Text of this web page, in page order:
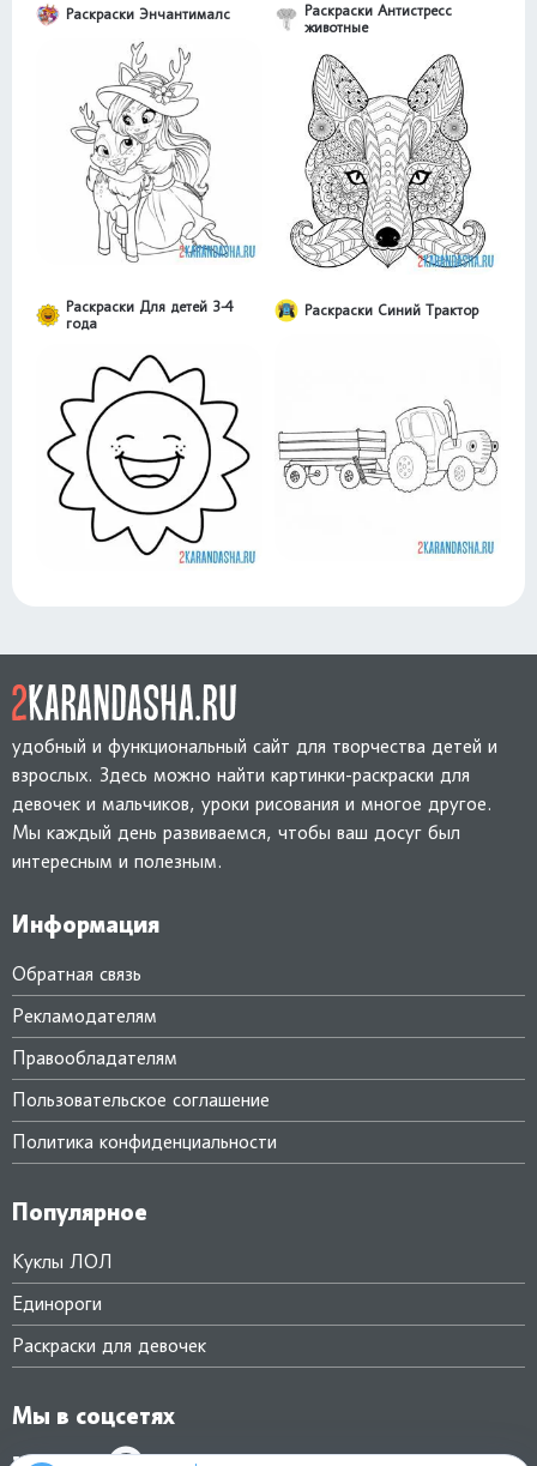
Раскраски Энчантималс
Раскраски Антистресс
животные
Раскраски Для детей 3-4
года
Раскраски Синий Трактор
удобный и функциональный сайт для творчества детей и
взрослых. Здесь можно найти картинки-раскраски для
девочек и мальчиков, уроки рисования и многое другое.
Мы каждый день развиваемся, чтобы ваш досуг был
интересным и полезным.
Информация
Обратная связь
Рекламодателям
Правообладателям
Пользовательское соглашение
Политика конфиденциальности
Популярное
Куклы ЛОЛ
Единороги
Раскраски для девочек
Мы в соцсетях